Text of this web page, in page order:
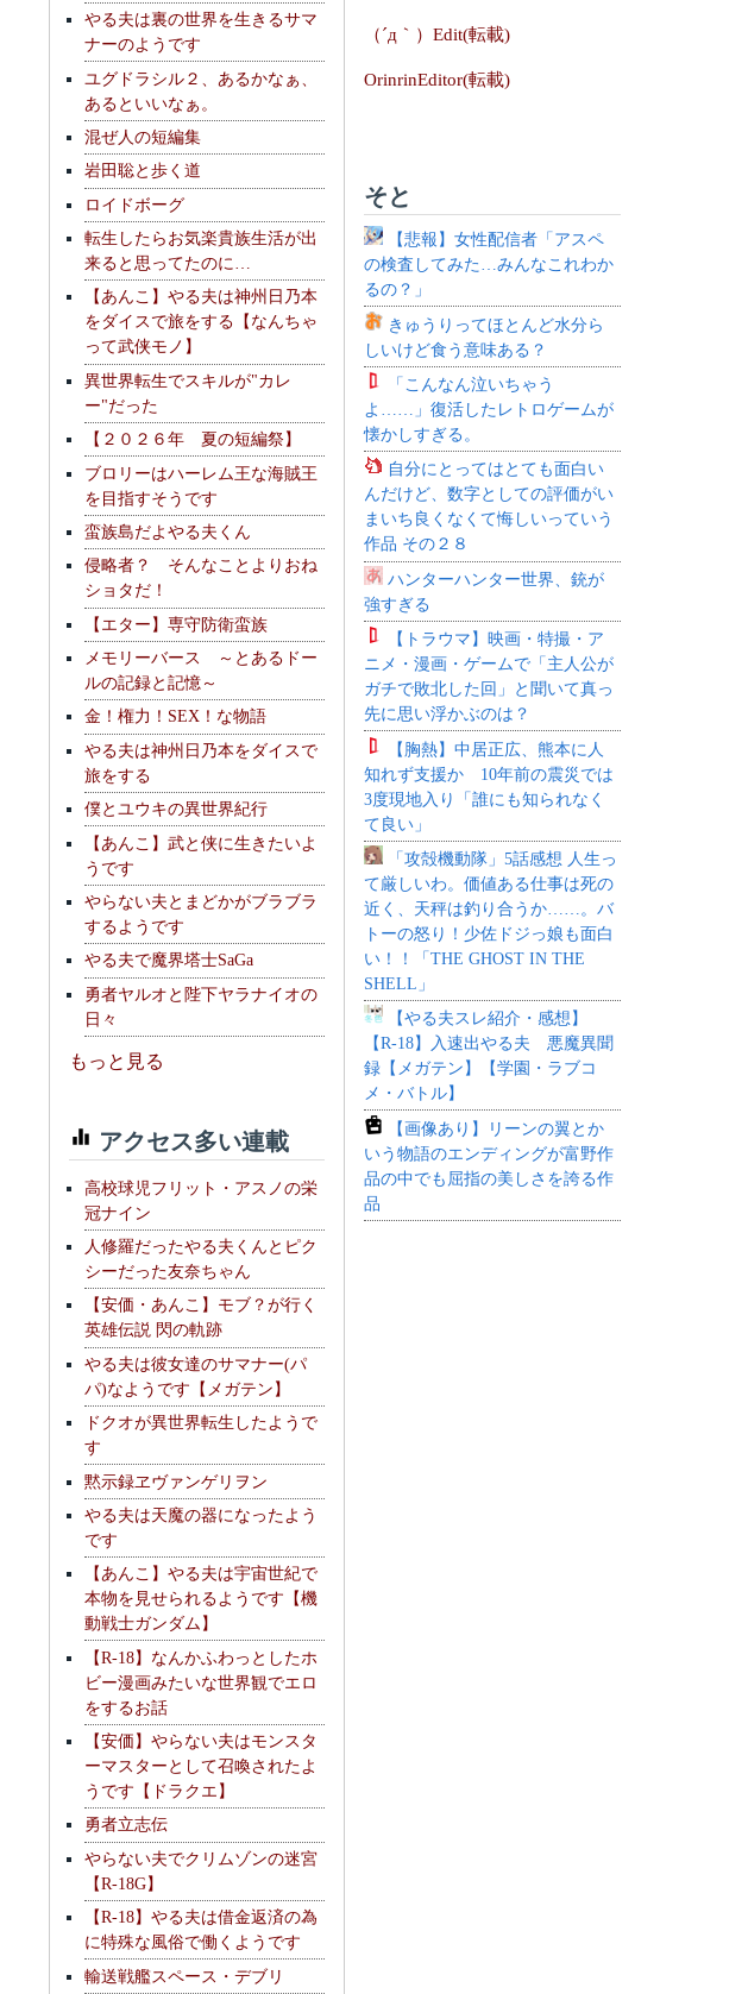
やる夫は裏の世界を生きるサマ
ナーのようです
ユグドラシル２、あるかなぁ、
あるといいなぁ。
混ぜ人の短編集
岩田聡と歩く道
ロイドボーグ
転生したらお気楽貴族生活が出
来ると思ってたのに…
【あんこ】やる夫は神州日乃本
をダイスで旅をする【なんちゃ
って武侠モノ】
異世界転生でスキルが"カレ
ー"だった
【２０２６年 夏の短編祭】
ブロリーはハーレム王な海賊王
を目指すそうです
蛮族島だよやる夫くん
侵略者？ そんなことよりおね
ショタだ！
【エター】専守防衛蛮族
メモリーバース ～とあるドー
ルの記録と記憶～
金！権力！SEX！な物語
やる夫は神州日乃本をダイスで
旅をする
僕とユウキの異世界紀行
【あんこ】武と侠に生きたいよ
うです
やらない夫とまどかがブラブラ
するようです
やる夫で魔界塔士SaGa
勇者ヤルオと陛下ヤラナイオの
日々
もっと見る
アクセス多い連載
高校球児フリット・アスノの栄
冠ナイン
人修羅だったやる夫くんとピク
シーだった友奈ちゃん
【安価・あんこ】モブ？が行く
英雄伝説 閃の軌跡
やる夫は彼女達のサマナー(パ
パ)なようです【メガテン】
ドクオが異世界転生したようで
す
黙示録ヱヴァンゲリヲン
やる夫は天魔の器になったよう
です
【あんこ】やる夫は宇宙世紀で
本物を見せられるようです【機
動戦士ガンダム】
【R-18】なんかふわっとしたホ
ビー漫画みたいな世界観でエロ
をするお話
【安価】やらない夫はモンスタ
ーマスターとして召喚されたよ
うです【ドラクエ】
勇者立志伝
やらない夫でクリムゾンの迷宮
【R-18G】
【R-18】やる夫は借金返済の為
に特殊な風俗で働くようです
輸送戦艦スペース・デブリ
（´д｀）Edit(転載)
OrinrinEditor(転載)
そと
【悲報】女性配信者「アスペ
の検査してみた…みんなこれわか
るの？」
きゅうりってほとんど水分ら
しいけど食う意味ある？
「こんなん泣いちゃう
よ……」復活したレトロゲームが
懐かしすぎる。
自分にとってはとても面白い
んだけど、数字としての評価がい
まいち良くなくて悔しいっていう
作品 その２８
ハンターハンター世界、銃が
強すぎる
【トラウマ】映画・特撮・ア
ニメ・漫画・ゲームで「主人公が
ガチで敗北した回」と聞いて真っ
先に思い浮かぶのは？
【胸熱】中居正広、熊本に人
知れず支援か 10年前の震災では
3度現地入り「誰にも知られなく
て良い」
「攻殻機動隊」5話感想 人生っ
て厳しいわ。価値ある仕事は死の
近く、天秤は釣り合うか……。バ
トーの怒り！少佐ドジっ娘も面白
い！！「THE GHOST IN THE
SHELL」
【やる夫スレ紹介・感想】
【R-18】入速出やる夫 悪魔異聞
録【メガテン】【学園・ラブコ
メ・バトル】
【画像あり】リーンの翼とか
いう物語のエンディングが富野作
品の中でも屈指の美しさを誇る作
品